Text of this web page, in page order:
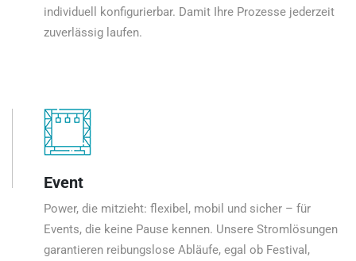
individuell konfigurierbar. Damit Ihre Prozesse jederzeit
zuverlässig laufen.
Event
Power, die mitzieht: flexibel, mobil und sicher – für
Events, die keine Pause kennen. Unsere Stromlösungen
garantieren reibungslose Abläufe, egal ob Festival,